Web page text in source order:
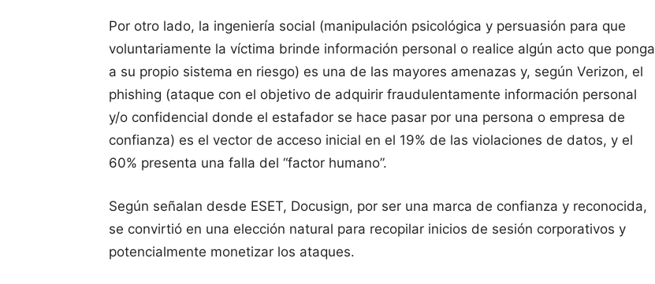
Por otro lado, la ingeniería social (manipulación psicológica y persuasión para que
voluntariamente la víctima brinde información personal o realice algún acto que ponga
a su propio sistema en riesgo) es una de las mayores amenazas y, según Verizon, el
phishing (ataque con el objetivo de adquirir fraudulentamente información personal
y/o confidencial donde el estafador se hace pasar por una persona o empresa de
confianza) es el vector de acceso inicial en el 19% de las violaciones de datos, y el
60% presenta una falla del “factor humano”.
Según señalan desde ESET, Docusign, por ser una marca de confianza y reconocida,
se convirtió en una elección natural para recopilar inicios de sesión corporativos y
potencialmente monetizar los ataques.